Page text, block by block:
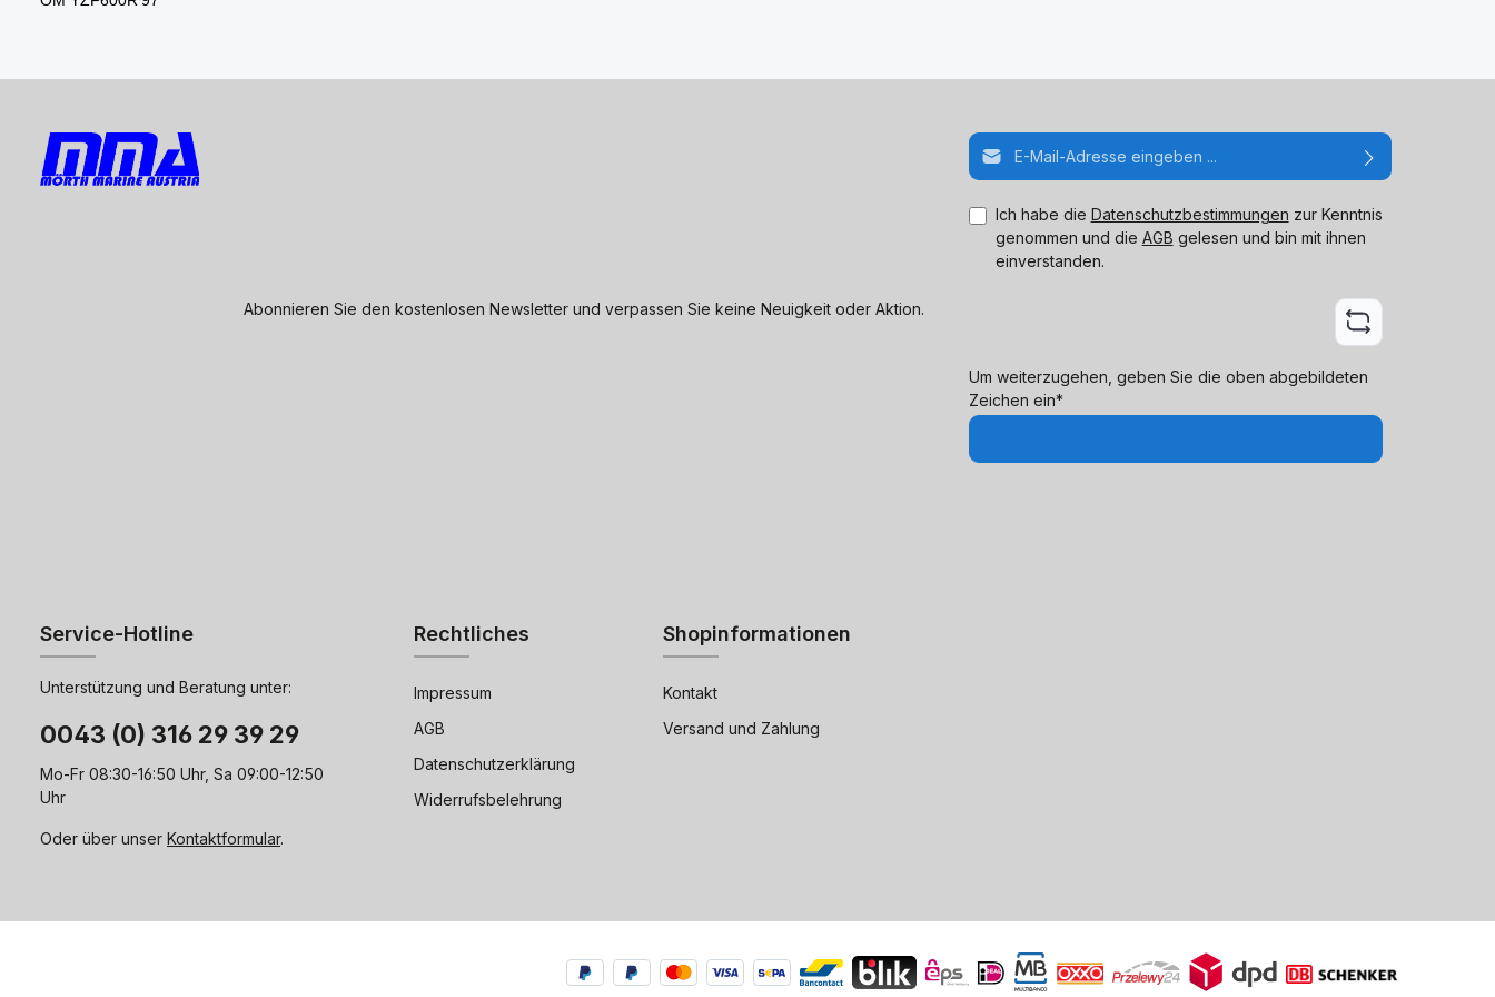
Abonnieren Sie den kostenlosen Newsletter und verpassen Sie keine Neuigkeit oder Aktion.
E-Mail-Adresse*
Ich habe die Datenschutzbestimmungen zur Kenntnis
genommen und die AGB gelesen und bin mit ihnen
einverstanden.
Um weiterzugehen, geben Sie die oben abgebildeten
Zeichen ein*
Service-Hotline
Unterstützung und Beratung unter:
0043 (0) 316 29 39 29
Mo-Fr 08:30-16:50 Uhr, Sa 09:00-12:50
Uhr
Oder über unser Kontaktformular.
Rechtliches
Impressum
AGB
Datenschutzerklärung
Widerrufsbelehrung
Shopinformationen
Kontakt
Versand und Zahlung